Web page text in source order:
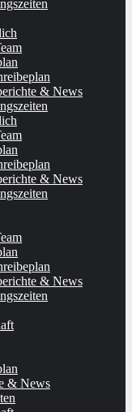
& News
& News
& News
& News